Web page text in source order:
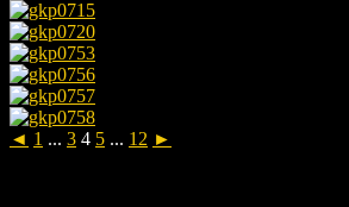
◄ 1 ... 3 4 5 ... 12 ►